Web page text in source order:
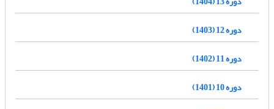
دوره 12 (1403)
دوره 11 (1402)
دوره 10 (1401)